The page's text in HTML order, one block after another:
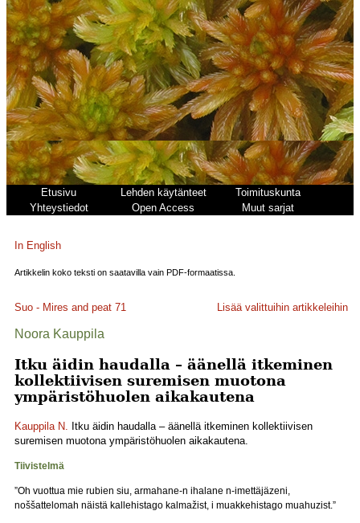
Etusivu Lehden käytänteet
Toimituskunta
Yhteystiedot
Open Access Muut sarjat
In English
Artikkelin koko teksti on saatavilla vain PDF-formaatissa.
Suo - Mires and peat 71 Lisää valittuihin artikkeleihin
Noora Kauppila
Itku äidin haudalla – äänellä itkeminen
kollektiivisen suremisen muotona
ympäristöhuolen aikakautena
Kauppila N. Itku äidin haudalla – äänellä itkeminen kollektiivisen
suremisen muotona ympäristöhuolen aikakautena.
Tiivistelmä
”Oh vuottua mie rubien siu, armahane-n ihalane n-imettäjäzeni,
noššattelomah näistä kallehistago kalmažist, i muakkehistago muahuzist.”